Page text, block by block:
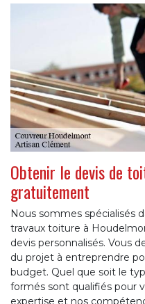
Obtenir le devis de
gratuitement
Nous sommes spécialisés
travaux toiture à
devis personnalisés. Vous
du projet à entreprendre
budget. Quel que soit le
formés sont qualifiés pour
expertise et nos